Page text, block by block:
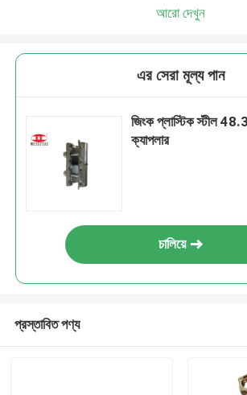
আরো দেখুন
এর সেরা মূল্য পান
জিংক প্লাস্টিক স্টীল
ক্যাপলার
চালিয়ে
প্রস্তাবিত পণ্য